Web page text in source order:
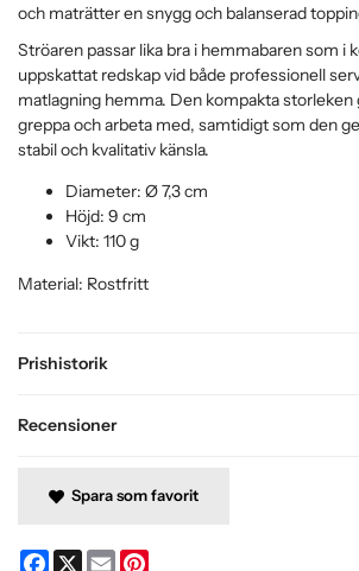
Prishistorik
Recensioner
och maträtter en snygg och balanserad
Ströaren passar lika bra i hemmabaren som i
uppskattat redskap vid både professionell
matlagning hemma. Den kompakta storleken
greppa och arbeta med, samtidigt som den
stabil och kvalitativ känsla.
Diameter: Ø 7,3 cm
Höjd: 9 cm
Vikt: 110 g
Material: Rostfritt
Spara som favorit
Facebook
X Email